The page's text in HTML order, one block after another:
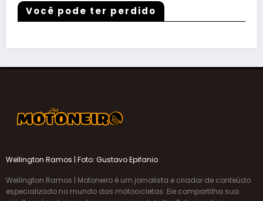
Você pode ter perdido
Wellington Ramos | Foto: Gustavo Epifanio
Wellington Ramos | Motoneiro é um jornalista e criador de conteúdo
especializado no mundo das motocicletas. Ele compartilha sua